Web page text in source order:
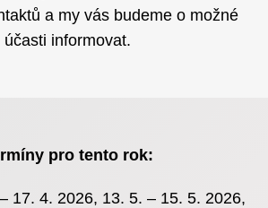
a my vás budeme o možné
účasti informovat.
pro tento rok:
17. 4. 2026, 13. 5. – 15. 5. 2026,